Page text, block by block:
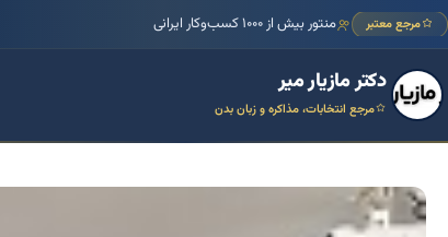
مرجع معتبر منتور بیش از ۱۰۰۰ کسب‌وکار ایرانی
دکتر مازیار میر
مرجع انتخابات، مذاکره و زبان بدن